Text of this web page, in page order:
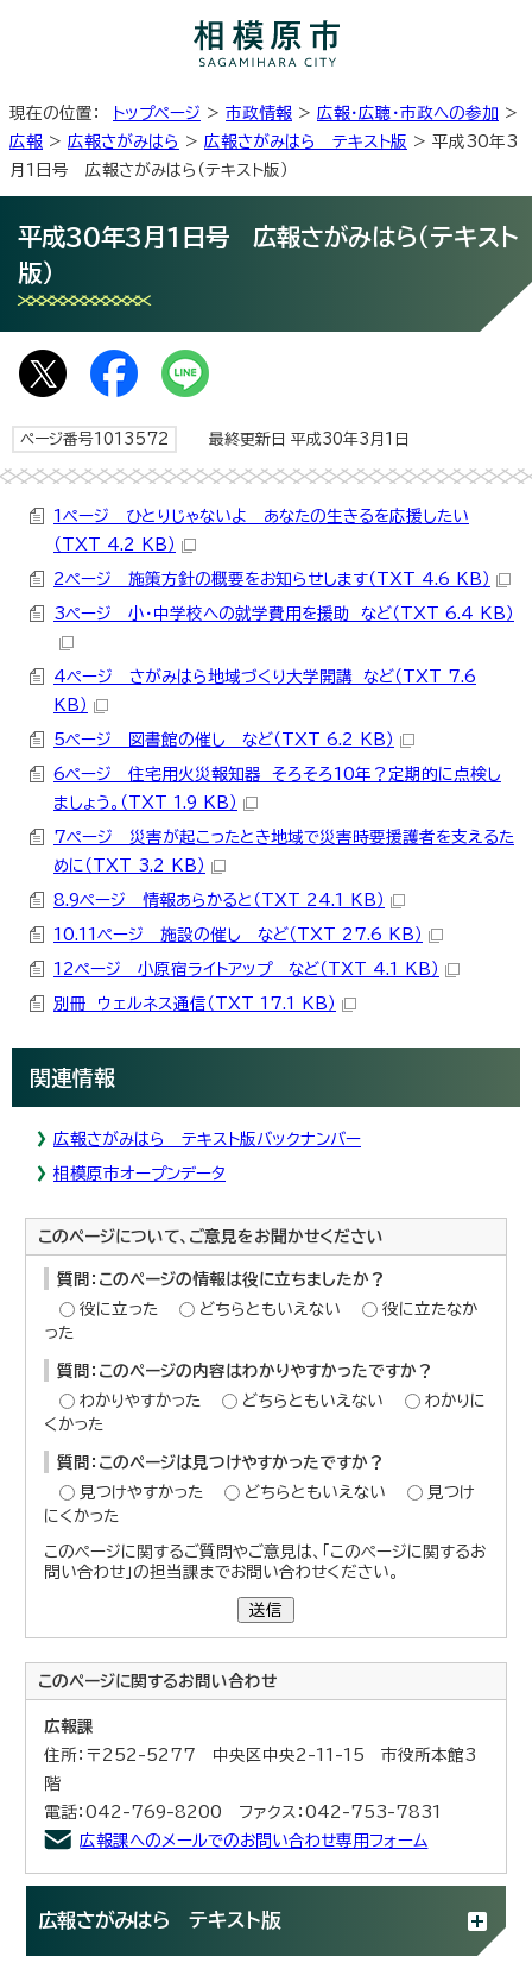
現在の位置： トップページ > 市政情報 > 広報・広聴・市政への参加 >
広報 > 広報さがみはら > 広報さがみはら テキスト版 > 平成30年3
月1日号 広報さがみはら（テキスト版）
平成30年3月1日号 広報さがみはら（テキスト
版）
ページ番号1013572 最終更新日 平成30年3月1日
1ページ ひとりじゃないよ あなたの生きるを応援したい
（TXT 4.2 KB）
2ページ 施策方針の概要をお知らせします（TXT 4.6 KB）
3ページ 小・中学校への就学費用を援助 など（TXT 6.4 KB）
4ページ さがみはら地域づくり大学開講 など（TXT 7.6
KB）
5ページ 図書館の催し など（TXT 6.2 KB）
6ページ 住宅用火災報知器 そろそろ10年？定期的に点検し
ましょう。（TXT 1.9 KB）
7ページ 災害が起こったとき地域で災害時要援護者を支えるた
めに（TXT 3.2 KB）
8.9ページ 情報あらかると（TXT 24.1 KB）
10.11ページ 施設の催し など（TXT 27.6 KB）
12ページ 小原宿ライトアップ など（TXT 4.1 KB）
別冊 ウェルネス通信（TXT 17.1 KB）
関連情報
広報さがみはら テキスト版バックナンバー
相模原市オープンデータ
このページについて、ご意見をお聞かせください
質問：このページの情報は役に立ちましたか？
役に立った
どちらともいえない
役に立たなか
った
質問：このページの内容はわかりやすかったですか？
わかりやすかった
どちらともいえない
わかりに
くかった
質問：このページは見つけやすかったですか？
見つけやすかった
どちらともいえない
見つけ
にくかった
このページに関するご質問やご意見は、「このページに関するお
問い合わせ」の担当課までお問い合わせください。
送信
このページに関するお問い合わせ
広報課
住所：〒252-5277 中央区中央2-11-15 市役所本館3
階
電話：042-769-8200 ファクス：042-753-7831
広報課へのメールでのお問い合わせ専用フォーム
広報さがみはら テキスト版